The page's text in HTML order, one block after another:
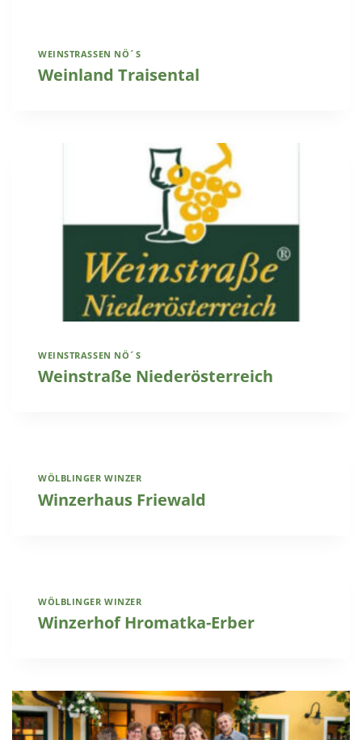
WEINSTRASSEN NÖ´S
Weinland Traisental
WEINSTRASSEN NÖ´S
Weinstraße Niederösterreich
WÖLBLINGER WINZER
Winzerhaus Friewald
WÖLBLINGER WINZER
Winzerhof Hromatka-Erber